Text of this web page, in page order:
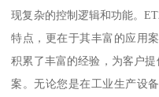
现复杂的控制逻辑和功能。
特点，更在于其丰富的应用
积累了丰富的经验，为客户
案。无论您是在工业生产设